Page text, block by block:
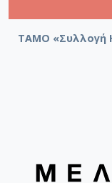
ΤΑΜΟ «Συλλογή